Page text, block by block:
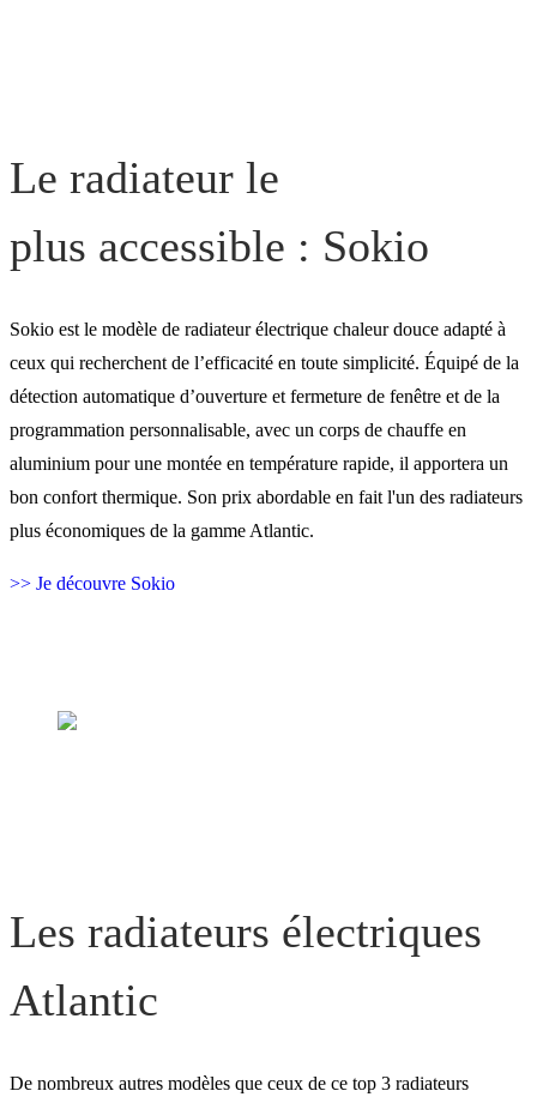
Le radiateur le
plus accessible : Sokio
Sokio est le modèle de radiateur électrique chaleur douce adapté à
ceux qui recherchent de l’efficacité en toute simplicité. Équipé de la
détection automatique d’ouverture et fermeture de fenêtre et de la
programmation personnalisable, avec un corps de chauffe en
aluminium pour une montée en température rapide, il apportera un
bon confort thermique. Son prix abordable en fait l'un des radiateurs
plus économiques de la gamme Atlantic.
>> Je découvre Sokio
Les radiateurs électriques
Atlantic
De nombreux autres modèles que ceux de ce top 3 radiateurs